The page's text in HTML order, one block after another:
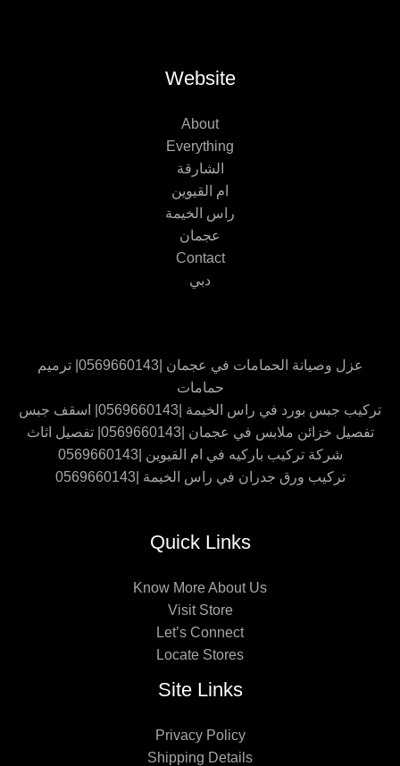
Website
About
Everything
الشارقة
ام القيوين
راس الخيمة
عجمان
Contact
دبي
عزل وصيانة الحمامات في عجمان |0569660143| ترميم
حمامات
تركيب جبس بورد في راس الخيمة |0569660143| اسقف جبس
تفصيل خزائن ملابس في عجمان |0569660143| تفصيل اثاث
شركة تركيب باركيه في ام القيوين |0569660143
تركيب ورق جدران في راس الخيمة |0569660143
Quick Links
Know More About Us
Visit Store
Let’s Connect
Locate Stores
Site Links
Privacy Policy
Shipping Details